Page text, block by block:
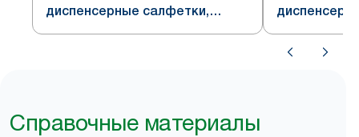
диспенсерные салфетки,
кремовые, система N4
система N4,
Справочные материалы